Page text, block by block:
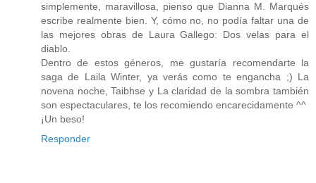
simplemente, maravillosa, pienso que Dianna M. Marqués
escribe realmente bien. Y, cómo no, no podía faltar una de
las mejores obras de Laura Gallego: Dos velas para el
diablo.
Dentro de estos géneros, me gustaría recomendarte la
saga de Laila Winter, ya verás como te engancha ;) La
novena noche, Taibhse y La claridad de la sombra también
son espectaculares, te los recomiendo encarecidamente ^^
¡Un beso!
Responder